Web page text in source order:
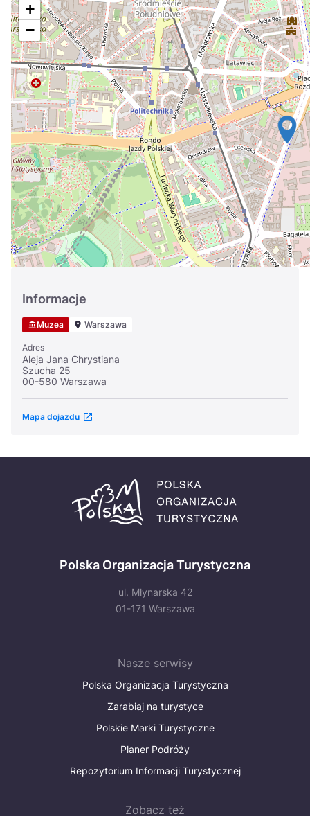
+
−
Informacje
Muzea Warszawa
Adres
Aleja Jana Chrystiana
Szucha 25
00-580 Warszawa
Mapa dojazdu
Polska Organizacja Turystyczna
ul. Młynarska 42
01-171 Warszawa
Nasze serwisy
Polska Organizacja Turystyczna
Zarabiaj na turystyce
Polskie Marki Turystyczne
Planer Podróży
Repozytorium Informacji Turystycznej
Zobacz też